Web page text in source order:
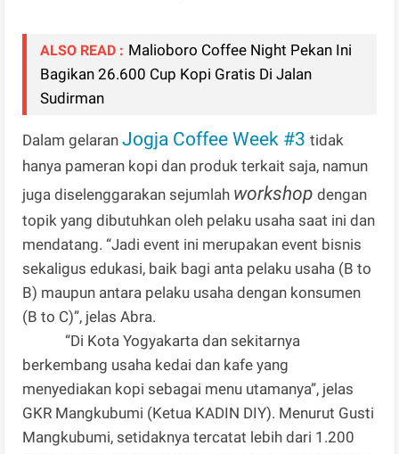
ALSO READ : Malioboro Coffee Night Pekan Ini
Bagikan 26.600 Cup Kopi Gratis Di Jalan
Sudirman
Dalam gelaranJogja Coffee Week #3tidak
hanya pameran kopi dan produk terkait saja, namun
juga diselenggarakan sejumlah workshop dengan
topik yang dibutuhkan oleh pelaku usaha saat ini dan
mendatang. “Jadi event ini merupakan event bisnis
sekaligus edukasi, baik bagi anta pelaku usaha (B to
B) maupun antara pelaku usaha dengan konsumen
(B to C)”, jelas Abra.
“Di Kota Yogyakarta dan sekitarnya
berkembang usaha kedai dan kafe yang
menyediakan kopi sebagai menu utamanya”, jelas
GKR Mangkubumi (Ketua KADIN DIY). Menurut Gusti
Mangkubumi, setidaknya tercatat lebih dari 1.200